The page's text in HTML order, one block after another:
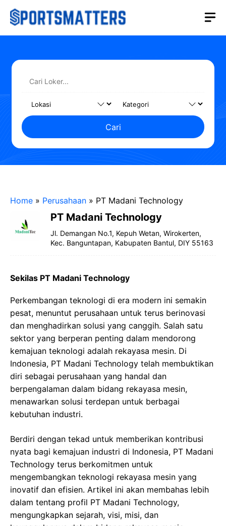
Langsung
Cari
Home » Perusahaan » PT Madani Technology
PT Madani Technology
Jl. Demangan No.1, Kepuh Wetan, Wirokerten,
Kec. Banguntapan, Kabupaten Bantul, DIY 55163
Sekilas PT Madani Technology
Perkembangan teknologi di era modern ini semakin
pesat, menuntut perusahaan untuk terus berinovasi
dan menghadirkan solusi yang canggih. Salah satu
sektor yang berperan penting dalam mendorong
kemajuan teknologi adalah rekayasa mesin. Di
Indonesia, PT Madani Technology telah membuktikan
diri sebagai perusahaan yang handal dan
berpengalaman dalam bidang rekayasa mesin,
menawarkan solusi terdepan untuk berbagai
kebutuhan industri.
Berdiri dengan tekad untuk memberikan kontribusi
nyata bagi kemajuan industri di Indonesia, PT Madani
Technology terus berkomitmen untuk
mengembangkan teknologi rekayasa mesin yang
inovatif dan efisien. Artikel ini akan membahas lebih
dalam tentang profil PT Madani Technology,
mengungkapkan sejarah, visi, misi, dan